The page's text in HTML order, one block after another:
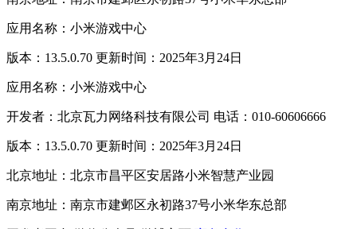
应用名称：小米游戏中心
版本：13.5.0.70 更新时间：2025年3月24日
应用名称：小米游戏中心
开发者：北京瓦力网络科技有限公司 电话：010-60606666
版本：13.5.0.70 更新时间：2025年3月24日
北京地址：北京市昌平区安居路小米智慧产业园
南京地址：南京市建邺区永初路37号小米华东总部